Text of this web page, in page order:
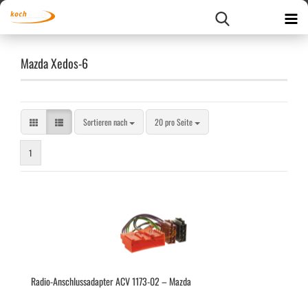
Mazda Xedos-6
Sortieren nach
Sortieren nach 20 pro Seite
pro Seite
1
Radio-​​An­schluss­ad­ap­ter ACV 1173-​02 – Mazda